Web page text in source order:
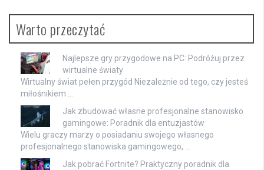
Warto przeczytać
Najlepsze gry przygodowe na PC: Podróżuj przez
wirtualne światy
Wirtualny świat pełen przygód Niezależnie od tego, czy jesteś
miłośnikiem …
Jak zbudować własne profesjonalne stanowisko
gamingowe: Poradnik dla entuzjastów
Wielu graczy marzy o posiadaniu swojego własnego
profesjonalnego stanowiska gamingowego, …
Jak pobrać Fortnite? Praktyczny poradnik dla